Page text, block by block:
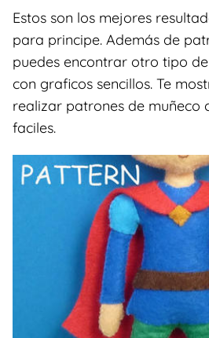
Estos son los mejores
para principe. Además de
puedes encontrar otro tipo
con graficos sencillos. Te
realizar patrones de muñeco
faciles.